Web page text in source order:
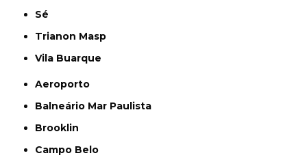
Sé
Trianon Masp
Vila Buarque
Aeroporto
Balneário Mar Paulista
Brooklin
Campo Belo